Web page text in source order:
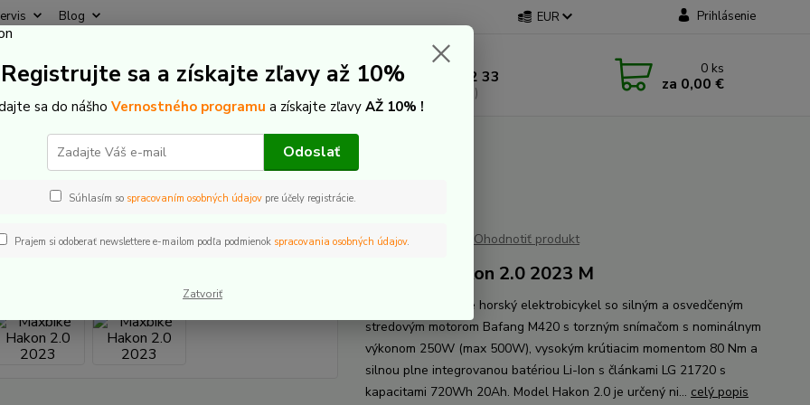
Blog EUR Prihlásenie
Hľadať
Rýchly kontakt
+421 907 20 22 33
(Po-Pia: 9:00-16:00)
0 ks
za 0,00 €
Elektrobicykle Pevné - hardtail Maxbike Hakon 2.0 2023
Hakon 2.0 2023
Ohodnotiť produkt
Maxbike Hakon 2.0 2023 M
Model Hakon 2.0 je horský elektrobicykel so silným a osvedčeným
stredovým motorom Bafang M420 s torzným snímačom s nominálnym
výkonom 250W (max 500W), vysokým krútiacim momentom 80 Nm a
silnou plne integrovanou batériou Li-Ion s článkami LG 21720 s
kapacitami 720Wh 20Ah. Model Hakon 2.0 je určený ni... celý popis
Registrujte sa a získajte zľavy až 10%
sa do nášho Vernostného programu a získajte zľavy AŽ 10% !
Odoslať
Súhlasím so spracovaním osobných údajovpre účely registrácie.
Prajem si odoberať newslettere e-mailom podľa podmienok spracovania osobných údajov.
Zatvoriť